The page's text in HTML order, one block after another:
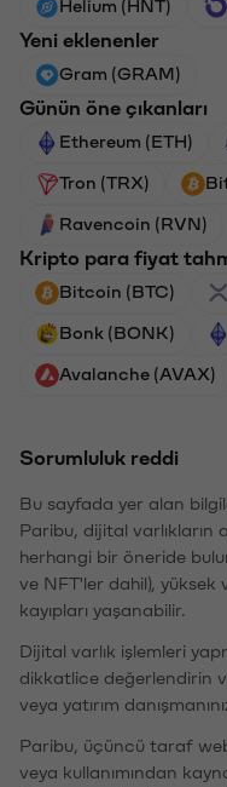
Helium (HNT)
Yeni eklenenler
Gram (GRAM)
Günün öne çıkanları
Ethereum (ETH)
Tron (TRX)
Ravencoin (RVN)
Kripto para fiyat
Bitcoin (BTC)
Bonk (BONK)
Avalanche (AVAX)
Sorumluluk reddi
Bu sayfada yer alan
Paribu, dijital varlıkların
herhangi bir öneride
ve NFT'ler dahil),
kayıpları yaşanabilir.
Dijital varlık işlemleri
dikkatlice değerlendirin
veya yatırım
Paribu, üçüncü taraf
veya kullanımından